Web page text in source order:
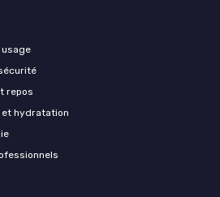
repos
et hydratation